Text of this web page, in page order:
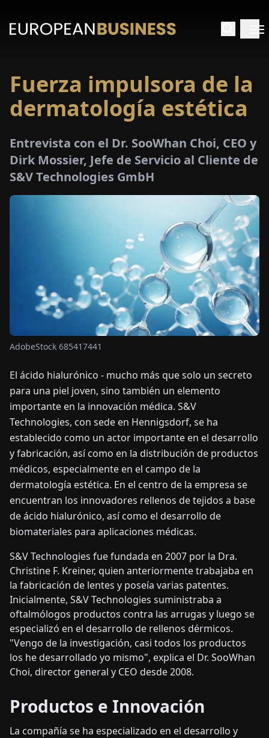
ENDEFRESITNLPLHU
CONTÁCTENOS
Fuerza impulsora de la
dermatología estética
Entrevista con el Dr. SooWhan Choi, CEO y
Dirk Mossier, Jefe de Servicio al Cliente de
S&V Technologies GmbH
AdobeStock 685417441
El ácido hialurónico - mucho más que solo un secreto
para una piel joven, sino también un elemento
importante en la innovación médica. S&V
Technologies, con sede en Hennigsdorf, se ha
establecido como un actor importante en el desarrollo
y fabricación, así como en la distribución de productos
médicos, especialmente en el campo de la
dermatología estética. En el centro de la empresa se
encuentran los innovadores rellenos de tejidos a base
de ácido hialurónico, así como el desarrollo de
biomateriales para aplicaciones médicas.
S&V Technologies fue fundada en 2007 por la Dra.
Christine F. Kreiner, quien anteriormente trabajaba en
la fabricación de lentes y poseía varias patentes.
Inicialmente, S&V Technologies suministraba a
oftalmólogos productos contra las arrugas y luego se
especializó en el desarrollo de rellenos dérmicos.
"Vengo de la investigación, casi todos los productos
los he desarrollado yo mismo", explica el Dr. SooWhan
Choi, director general y CEO desde 2008.
Productos e Innovación
La compañía se ha especializado en el desarrollo y